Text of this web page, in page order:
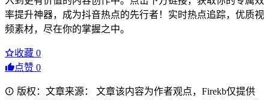
率提升神器，成为抖音热点的先行者！实时热点追踪，优质视
频素材，尽在你的掌握之中。
收藏 0
点赞 0
版权：文章来源： 文章该内容为作者观点，Firekb仅提供